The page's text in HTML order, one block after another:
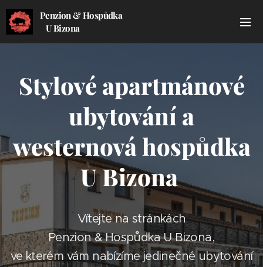
Penzion & Hospůdka
U Bizona
Stylové apartmánové
ubytování a
westernová hospůdka
U Bizona
Vítejte na stránkách
Penzion & Hospůdka U Bizona,
ve kterém vám nabízíme jedinečné ubytování